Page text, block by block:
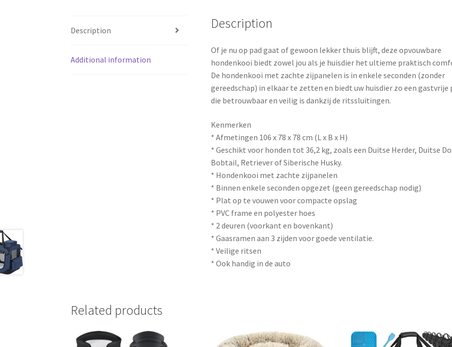
t
Description
Additional information
Description
Of je nu op pad gaat of gewoon lekker thuis blijft, deze opvouwbare
hondenkooi biedt zowel jou als je huisdier het ultieme praktisch
De hondenkooi met zachte zijpanelen is in enkele seconden (zonder
gereedschap) in elkaar te zetten en biedt uw huisdier zo een gastvrije
die betrouwbaar en veilig is dankzij de ritssluitingen.
Kenmerken
* Afmetingen 106 x 78 x 78 cm (L x B x H)
* Geschikt voor honden tot 36,2 kg, zoals een Duitse Herder, Duitse
Bobtail, Retriever of Siberische Husky.
* Hondenkooi met zachte zijpanelen
* Binnen enkele seconden opgezet (geen gereedschap nodig)
* Plat op te vouwen voor compacte opslag
* PVC frame en polyester hoes
* 2 deuren (voorkant en bovenkant)
* Gaasramen aan 3 zijden voor goede ventilatie.
* Veilige ritsen
* Ook handig in de auto
Related products